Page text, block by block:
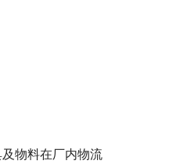
物料在厂内物流